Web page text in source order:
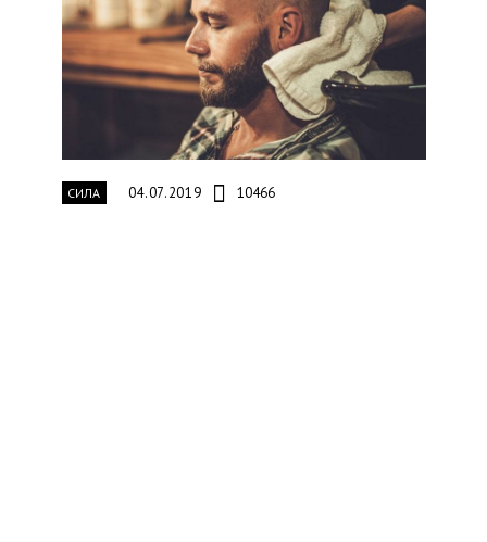
СИЛА 04.07.2019 10466